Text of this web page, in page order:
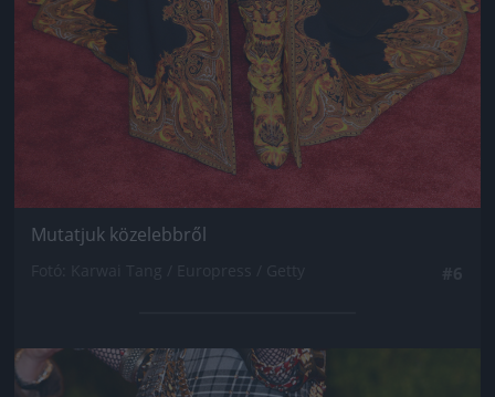
Mutatjuk közelebbről
Jön még kép!